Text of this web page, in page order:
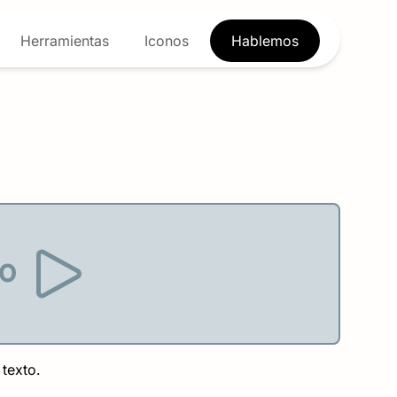
Herramientas Iconos Hablemos